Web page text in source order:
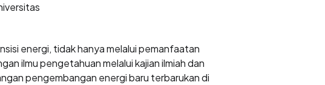
energi, tidak hanya melalui pemanfaatan
ilmu pengetahuan melalui kajian ilmiah dan
pengembangan energi baru terbarukan di